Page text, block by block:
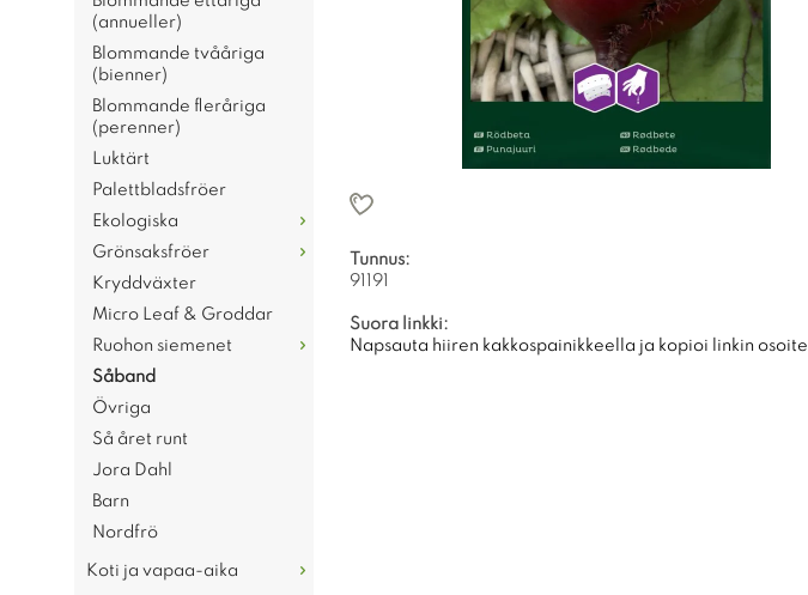
(annueller)
Blommande tvååriga
(bienner)
Blommande fleråriga
(perenner)
Luktärt
Palettbladsfröer
Ekologiska
Grönsaksfröer
Kryddväxter
Micro Leaf & Groddar
Ruohon siemenet
Såband
Övriga
Så året runt
Jora Dahl
Barn
Nordfrö
Koti ja vapaa-aika
Tunnus:
91191
Suora linkki:
Napsauta hiiren kakkospainikkeella ja kopioi linkin osoite